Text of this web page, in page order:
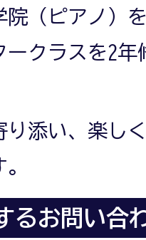
院（ピアノ）
ークラスを2
り添い、楽し
るお問い合